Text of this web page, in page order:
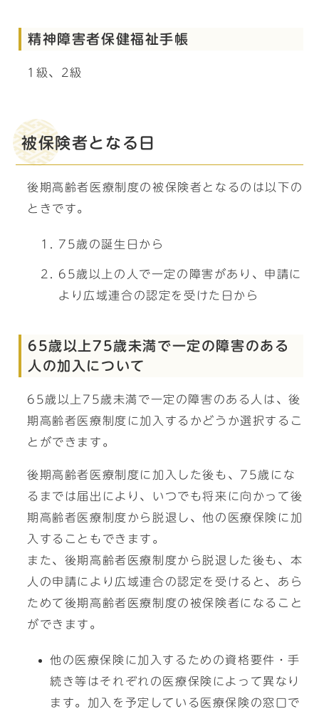
精神障害者保健福祉手帳
1級、2級
被保険者となる日
後期高齢者医療制度の被保険者となるのは以下の
ときです。
75歳の誕生日から
65歳以上の人で一定の障害があり、申請に
より広域連合の認定を受けた日から
65歳以上75歳未満で一定の障害のある
人の加入について
65歳以上75歳未満で一定の障害のある人は、後
期高齢者医療制度に加入するかどうか選択するこ
とができます。
後期高齢者医療制度に加入した後も、75歳にな
るまでは届出により、いつでも将来に向かって後
期高齢者医療制度から脱退し、他の医療保険に加
入することもできます。
また、後期高齢者医療制度から脱退した後も、本
人の申請により広域連合の認定を受けると、あら
ためて後期高齢者医療制度の被保険者になること
ができます。
他の医療保険に加入するための資格要件・手
続き等はそれぞれの医療保険によって異なり
ます。加入を予定している医療保険の窓口で